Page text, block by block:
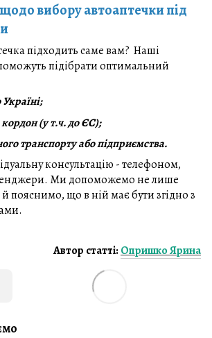
вибору автоаптечки під
підходить саме вам? Наші
підібрати оптимальний
кордон (у т.ч. до ЄС);
транспорту або підприємства.
консультацію - телефоном,
Ми допоможемо не лише
пояснимо, що в ній має бути згідно з
Автор статті: Опришко Ярина